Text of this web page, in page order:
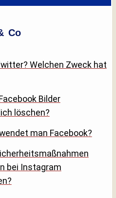
Co
Welchen Zweck hat
Bilder
löschen?
man Facebook?
bei Instagram